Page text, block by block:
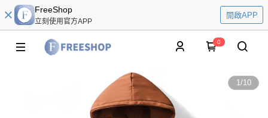
FreeShop
立刻使用官方APP
開啟APP
0
1/10